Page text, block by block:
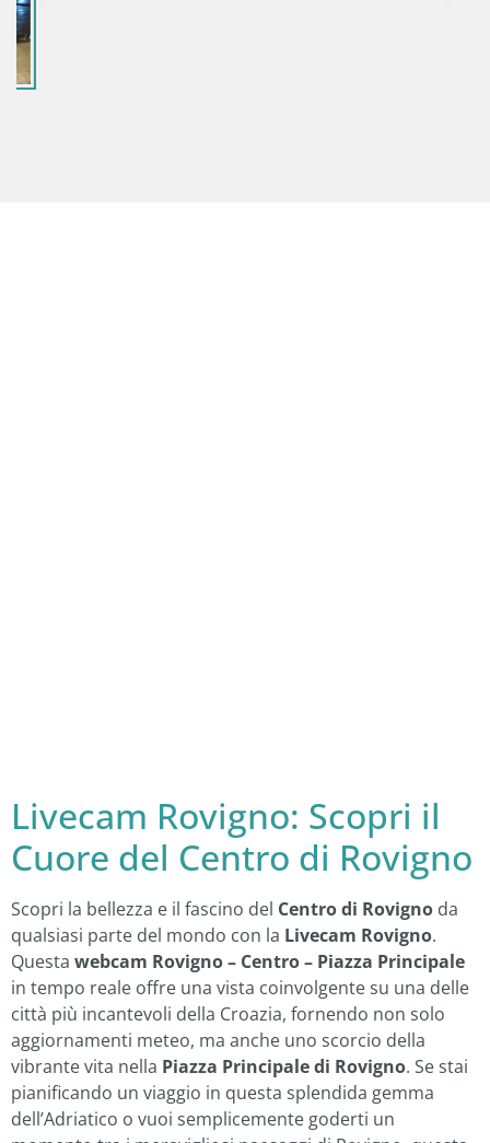
Livecam Rovigno: Scopri il
Cuore del Centro di Rovigno
Scopri la bellezza e il fascino del Centro di Rovigno da
qualsiasi parte del mondo con la Livecam Rovigno.
Questa webcam Rovigno – Centro – Piazza Principale
in tempo reale offre una vista coinvolgente su una delle
città più incantevoli della Croazia, fornendo non solo
aggiornamenti meteo, ma anche uno scorcio della
vibrante vita nella Piazza Principale di Rovigno. Se stai
pianificando un viaggio in questa splendida gemma
dell’Adriatico o vuoi semplicemente goderti un